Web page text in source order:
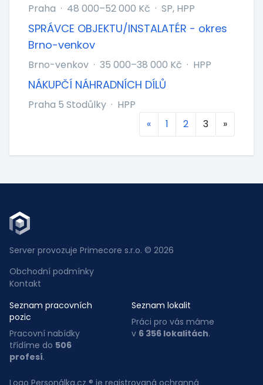
Praha · 48 000–52 000 Kč · SP, HPP
SPRÁVCE OBJEKTU/INSTALATÉR - okres
Brno-venkov
Brno-venkov · 35 000–38 000 Kč · HPP
NÁKUPČÍ NÁHRADNÍCH DÍLŮ
Praha 5 Stodůlky · HPP
«
1 2 3 »
Server provozuje Primecore s.r.o. © 2026
Obchodní podmínky
Kontakt
Seznam pracovních
pozic
Pracovní nabídky
třídíme do 506
profesí.
Seznam lokalit
Práci pro vás máme
v 6 356 lokalitách.
Logo Personálka.cz ® je registrovaná ochranná